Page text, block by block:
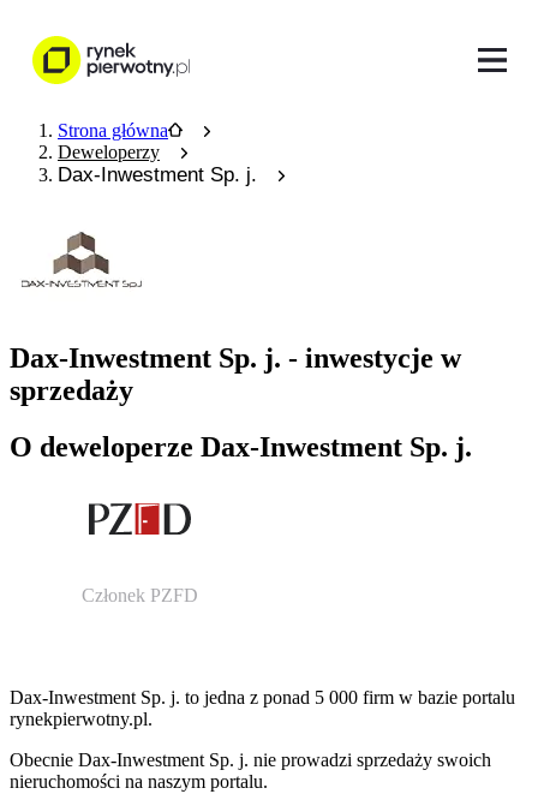
Strona główna
Deweloperzy
Dax-Inwestment Sp. j.
Dax-Inwestment Sp. j. - inwestycje w
sprzedaży
O deweloperze Dax-Inwestment Sp. j.
Członek PZFD
Dax-Inwestment Sp. j. to jedna z ponad 5 000 firm w bazie portalu
rynekpierwotny.pl.
Obecnie Dax-Inwestment Sp. j. nie prowadzi sprzedaży swoich
nieruchomości na naszym portalu.